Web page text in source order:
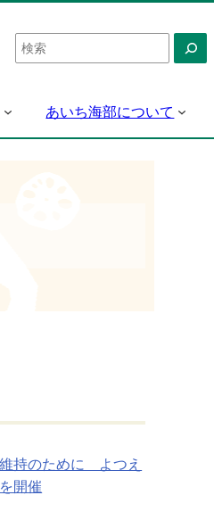
検
索
あいち海部について
持のために よつえ
開催